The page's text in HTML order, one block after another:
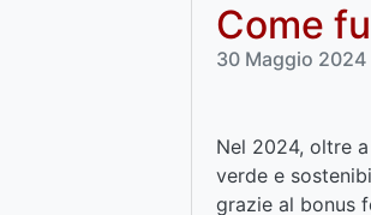
Come
30 Maggio 2024
Nel 2024, oltre
verde e
grazie al bonus